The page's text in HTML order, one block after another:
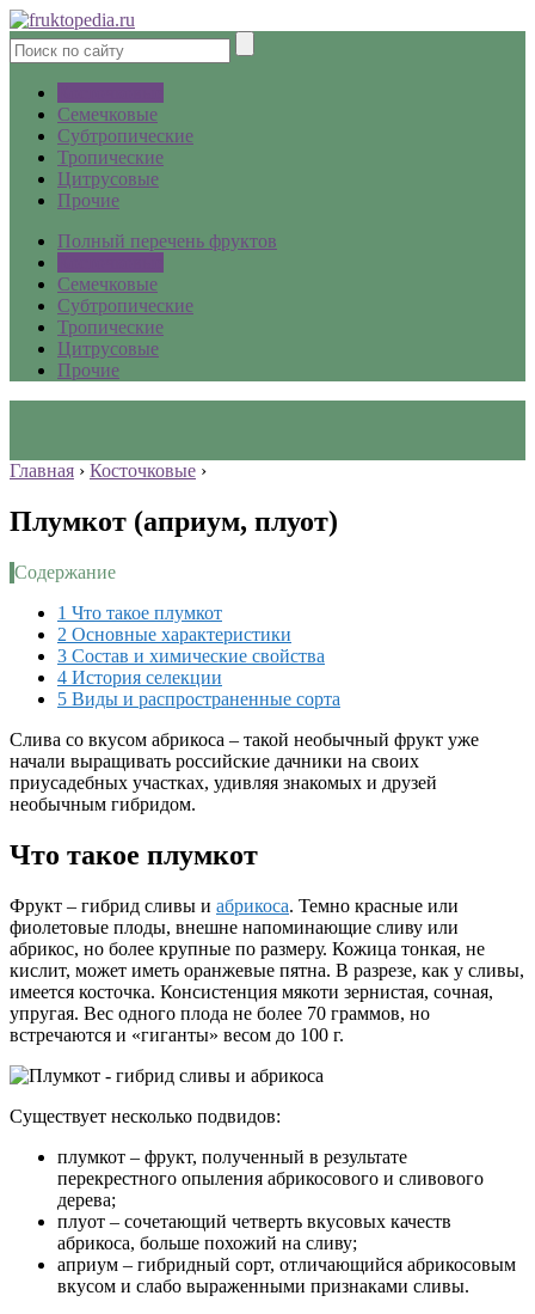
Семечковые
Субтропические
Тропические
Цитрусовые
Прочие
Полный перечень фруктов
Семечковые
Субтропические
Тропические
Цитрусовые
Прочие
Главная › Косточковые ›
Плумкот (априум, плуот)
Содержание
1 Что такое плумкот
2 Основные характеристики
3 Состав и химические свойства
4 История селекции
5 Виды и распространенные сорта
Слива со вкусом абрикоса – такой необычный фрукт уже
начали выращивать российские дачники на своих
приусадебных участках, удивляя знакомых и друзей
необычным гибридом.
Что такое плумкот
Фрукт – гибрид сливы и абрикоса. Темно красные или
фиолетовые плоды, внешне напоминающие сливу или
абрикос, но более крупные по размеру. Кожица тонкая, не
кислит, может иметь оранжевые пятна. В разрезе, как у сливы,
имеется косточка. Консистенция мякоти зернистая, сочная,
упругая. Вес одного плода не более 70 граммов, но
встречаются и «гиганты» весом до 100 г.
Существует несколько подвидов:
плумкот – фрукт, полученный в результате
перекрестного опыления абрикосового и сливового
дерева;
плуот – сочетающий четверть вкусовых качеств
абрикоса, больше похожий на сливу;
априум – гибридный сорт, отличающийся абрикосовым
вкусом и слабо выраженными признаками сливы.